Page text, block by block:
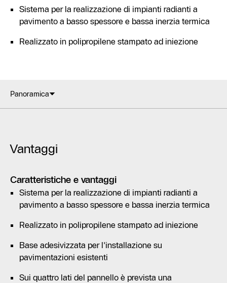
Sistema per la realizzazione di impianti radianti a
pavimento a basso spessore e bassa inerzia termica
Realizzato in polipropilene stampato ad iniezione
Panoramica
Vantaggi
Caratteristiche e vantaggi
Sistema per la realizzazione di impianti radianti a
pavimento a basso spessore e bassa inerzia termica
Realizzato in polipropilene stampato ad iniezione
Base adesivizzata per l'installazione su
pavimentazioni esistenti
Sui quattro lati del pannello è prevista una